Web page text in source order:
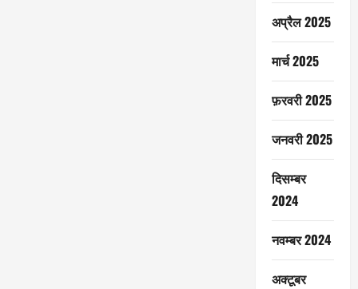
अप्रैल 2025
मार्च 2025
फ़रवरी 2025
जनवरी 2025
दिसम्बर
2024
नवम्बर 2024
अक्टूबर